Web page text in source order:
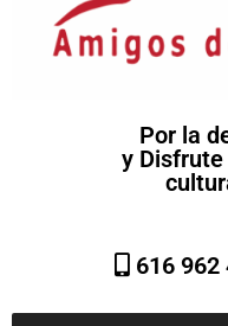
Por la
y
616 962